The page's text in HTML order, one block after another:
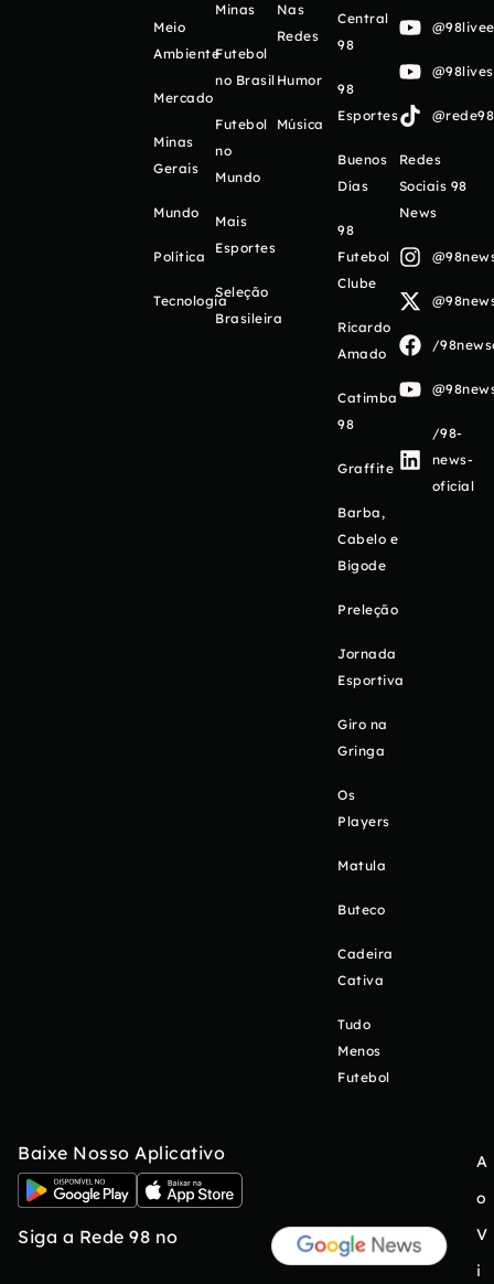
Meio
Ambiente
Mercado
Minas
Gerais
Mundo
Política
Tecnologia
Minas
Futebol
no Brasil
Futebol
no
Mundo
Mais
Esportes
Seleção
Brasileira
Nas
Redes
Humor
Música
Central
98
98
Esportes
Buenos
Días
98
Futebol
Clube
Ricardo
Amado
Catimba
98
Graffite
Barba,
Cabelo e
Bigode
Preleção
Jornada
Esportiva
Giro na
Gringa
Os
Players
Matula
Buteco
Cadeira
Cativa
Tudo
Menos
Futebol
Redes
Sociais 98
News
/
/98-
news-
oficial
Baixe Nosso Aplicativo
Siga a Rede 98 no
A
o
V
i